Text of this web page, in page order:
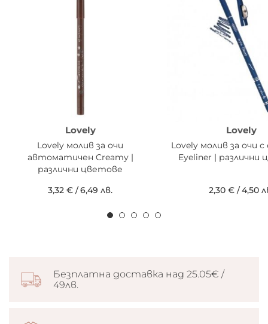
Lovely
Lovely молив за очи
автоматичен Creamy |
различни цветове
3,32 € /6,49 лв.
Lovely
Lovely молив за очи
Eyeliner | различни
2,30 € /4,50
Безплатна доставка над 25.05€ /
49лв.